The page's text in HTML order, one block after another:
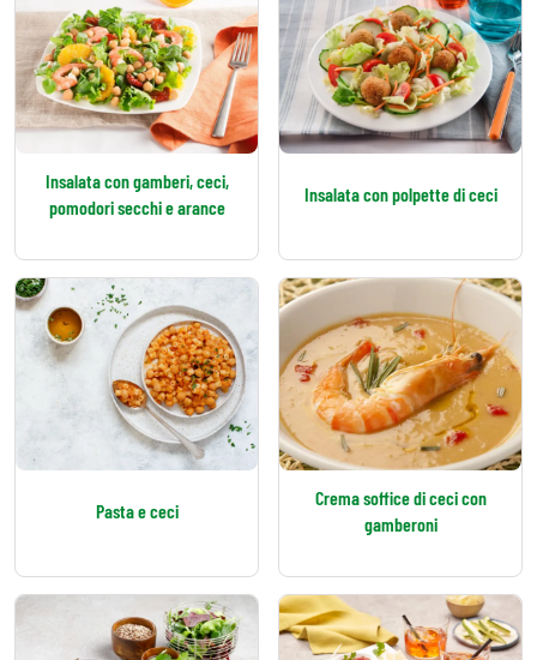
Insalata con gamberi, ceci,
pomodori secchi e arance
Insalata con polpette di ceci
Pasta e ceci
Crema soffice di ceci con
gamberoni